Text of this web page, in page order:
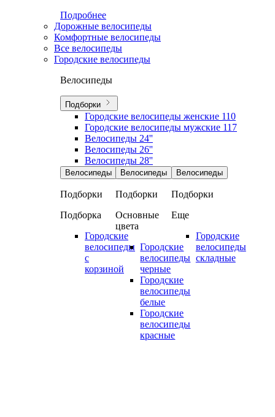
Подробнее
Дорожные велосипеды
Комфортные велосипеды
Все велосипеды
Городские велосипеды
Велосипеды
Подборки
Городские велосипеды женские 110
Городские велосипеды мужские 117
Велосипеды 24''
Велосипеды 26''
Велосипеды 28''
Велосипеды
Подборки
Подборка
Городские
велосипеды
с
корзиной
Велосипеды
Подборки
Основные
цвета
Городские
велосипеды
черные
Городские
велосипеды
белые
Городские
велосипеды
красные
Велосипеды
Подборки
Еще
Городские
велосипеды
складные